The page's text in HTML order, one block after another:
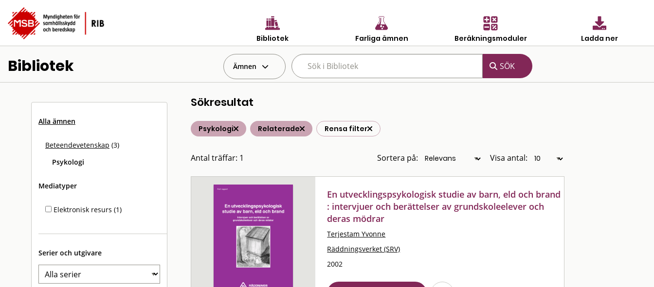
Bibliotek Farliga ämnen Beräkningsmoduler Ladda ner
Bibliotek Ämnen
Alla ämnen
Beteendevetenskap (3)
Psykologi
Mediatyper
Elektronisk resurs (1)
Serier och utgivare
Sökresultat
Psykologi Relaterade Rensa filter
Antal träffar: 1 Sortera på: Visa antal:
En utvecklingspsykologisk studie av barn, eld och brand
: intervjuer och berättelser av grundskoleelever och
deras mödrar
Terjestam Yvonne
Räddningsverket (SRV)
2002